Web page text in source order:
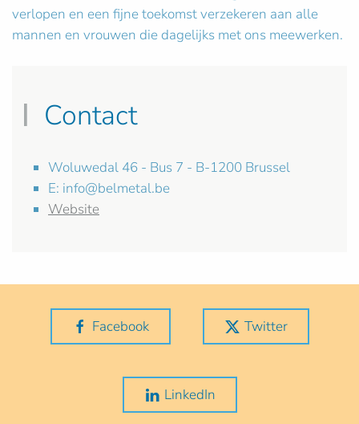
verlopen en een fijne toekomst verzekeren aan alle
mannen en vrouwen die dagelijks met ons meewerken.
Contact
Woluwedal 46 - Bus 7 - B-1200 Brussel
E: info@belmetal.be
Website
Facebook Twitter
LinkedIn